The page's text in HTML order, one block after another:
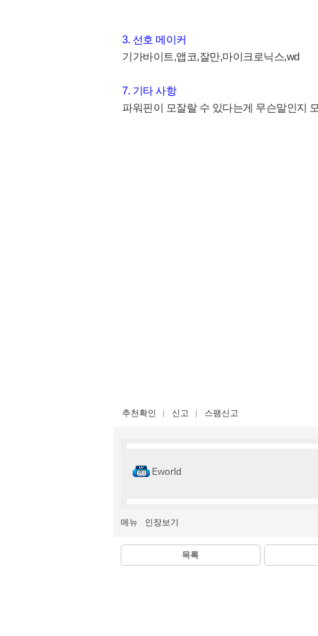
3. 선호 메이커
기가바이트,앱코,잘만,마이크로닉스,wd
7. 기타 사항
파워핀이 모잘랄 수 있다는게 무슨말인지
추천확인 신고 스팸신고
Eworld
메뉴 인장보기
목록